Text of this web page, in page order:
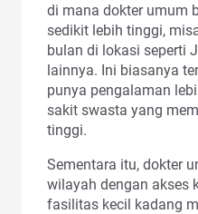
di mana dokter umum
sedikit lebih tinggi,
bulan di lokasi seperti
lainnya. Ini biasanya
punya pengalaman
sakit swasta yang
tinggi.
Sementara itu, dokter
wilayah dengan akses
fasilitas kecil kadang